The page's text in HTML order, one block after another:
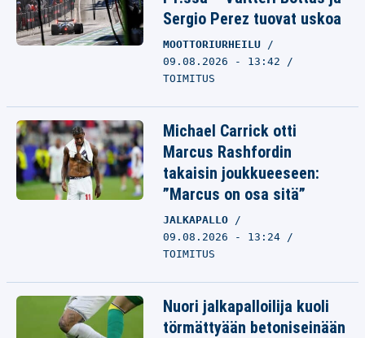
Sergio Perez tuovat uskoa
MOOTTORIURHEILU
09.08.2026 - 13:42
TOIMITUS
Michael Carrick otti
Marcus Rashfordin
takaisin joukkueeseen:
”Marcus on osa sitä”
JALKAPALLO
09.08.2026 - 13:24
TOIMITUS
Nuori jalkapalloilija kuoli
törmättyään betoniseinään